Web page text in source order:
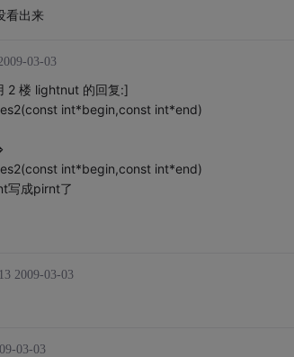
看出来
03-03
2 楼 lightnut 的回复:]
int*begin,const int*end)
int*begin,const int*end)
写成pirnt了
2009-03-03
03-03